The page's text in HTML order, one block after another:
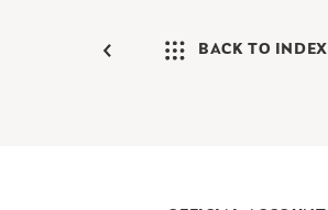
BACK TO INDEX